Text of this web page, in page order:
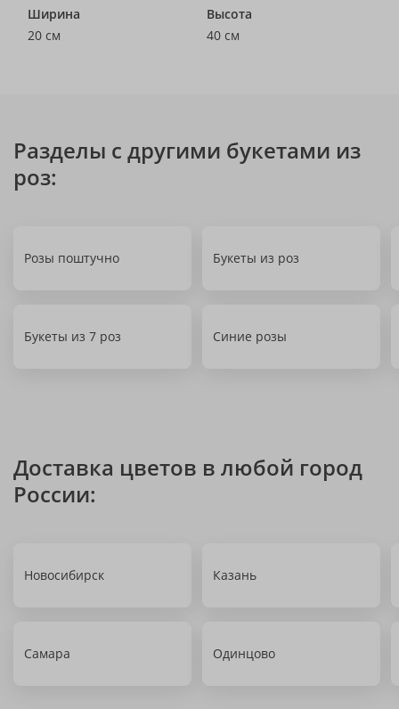
Ширина
20 см
Высота
40 см
Разделы с другими букетами из
роз:
Розы поштучно Букеты из роз
Букеты из 7 роз Синие розы
Доставка цветов в любой город
России:
Новосибирск Казань
Самара Одинцово